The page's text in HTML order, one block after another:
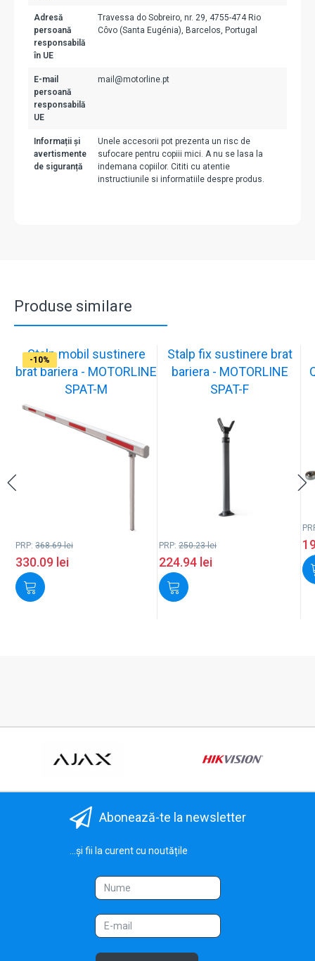
Adresă
persoană
responsabilă
în UE
Travessa do Sobreiro, nr. 29, 4755-474 Rio
Côvo (Santa Eugénia), Barcelos, Portugal
E-mail
persoană
responsabilă
UE
mail@motorline.pt
Informații și
avertismente
de siguranță
Unele accesorii pot prezenta un risc de
sufocare pentru copiii mici. A nu se lasa la
indemana copiilor. Cititi cu atentie
instructiunile si informatiile despre produs.
Produse similare
-10%
Stalp mobil sustinere
brat bariera - MOTORLINE
SPAT-M
PRP: 368.69lei
330.09 lei
-10%
Stalp fix sustinere brat
bariera - MOTORLINE
SPAT-F
PRP: 250.23lei
224.94 lei
-17%
-17%
-17%
-17%
-17%
-10%
-10%
-10%
Abonează-te la newsletter
...și fii la curent cu noutățile